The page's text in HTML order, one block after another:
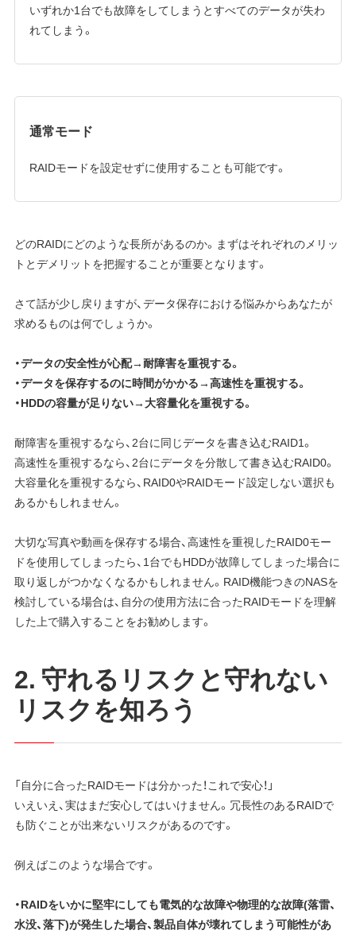
いずれか1台でも故障をしてしまうとすべてのデータが失わ
れてしまう。
通常モード
RAIDモードを設定せずに使用することも可能です。
どのRAIDにどのような長所があるのか。まずはそれぞれのメリッ
トとデメリットを把握することが重要となります。
さて話が少し戻りますが、データ保存における悩みからあなたが
求めるものは何でしょうか。
・データの安全性が心配→耐障害を重視する。
・データを保存するのに時間がかかる→高速性を重視する。
・HDDの容量が足りない→大容量化を重視する。
耐障害を重視するなら、2台に同じデータを書き込むRAID1。
高速性を重視するなら、2台にデータを分散して書き込むRAID0。
大容量化を重視するなら、RAID0やRAIDモード設定しない選択も
あるかもしれません。
大切な写真や動画を保存する場合、高速性を重視したRAID0モー
ドを使用してしまったら、1台でもHDDが故障してしまった場合に
取り返しがつかなくなるかもしれません。RAID機能つきのNASを
検討している場合は、自分の使用方法に合ったRAIDモードを理解
した上で購入することをお勧めします。
2. 守れるリスクと守れない
リスクを知ろう
「自分に合ったRAIDモードは分かった！これで安心！」
いえいえ、実はまだ安心してはいけません。冗長性のあるRAIDで
も防ぐことが出来ないリスクがあるのです。
例えばこのような場合です。
・RAIDをいかに堅牢にしても電気的な故障や物理的な故障(落雷、
水没、落下)が発生した場合、製品自体が壊れてしまう可能性があ